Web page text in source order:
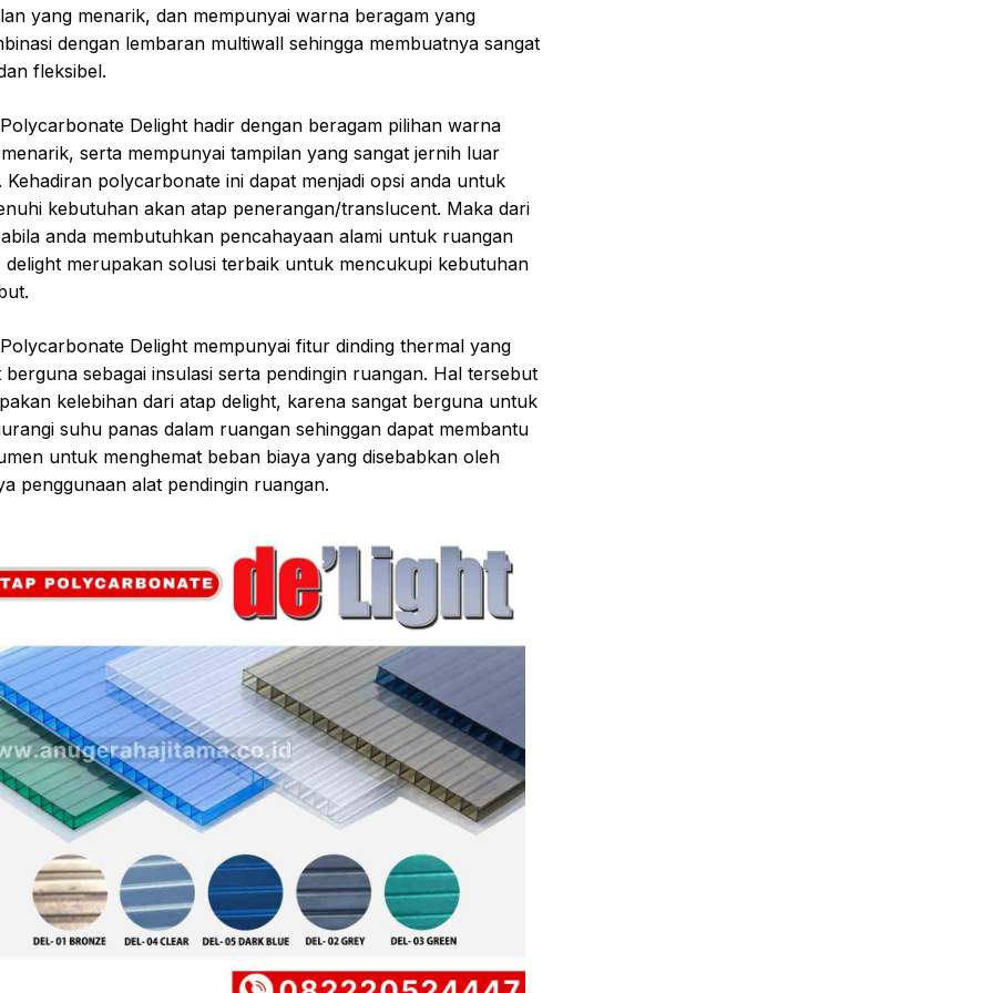
yang menarik, dan mempunyai warna beragam yang
dengan lembaran multiwall sehingga membuatnya sangat
fleksibel.
Delight hadir dengan beragam pilihan warna
serta mempunyai tampilan yang sangat jernih luar
Kehadiran polycarbonate ini dapat menjadi opsi anda untuk
kebutuhan akan atap penerangan/translucent. Maka dari
anda membutuhkan pencahayaan alami untuk ruangan
delight merupakan solusi terbaik untuk mencukupi kebutuhan
Delight mempunyai fitur dinding thermal yang
berguna sebagai insulasi serta pendingin ruangan. Hal tersebut
kelebihan dari atap delight, karena sangat berguna untuk
suhu panas dalam ruangan sehinggan dapat membantu
untuk menghemat beban biaya yang disebabkan oleh
penggunaan alat pendingin ruangan.